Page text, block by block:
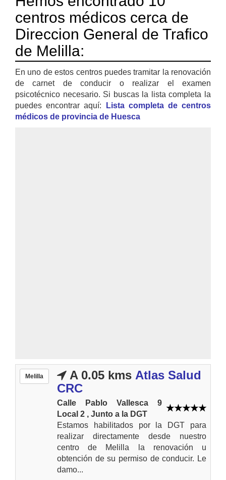
centros médicos cerca de
Direccion General de Trafico
de Melilla:
En uno de estos centros puedes tramitar la renovación
de carnet de conducir o realizar el examen
psicotécnico necesario. Si buscas la lista completa la
puedes encontrar aquí:
Lista completa de centros
médicos de provincia de Huesca
Melilla A 0.05 kms Atlas Salud
CRC
Calle Pablo Vallesca 9
Local 2 , Junto a la DGT
Estamos habilitados por la DGT para
realizar directamente desde nuestro
centro de Melilla la renovación u
obtención de su permiso de conducir. Le
damo...